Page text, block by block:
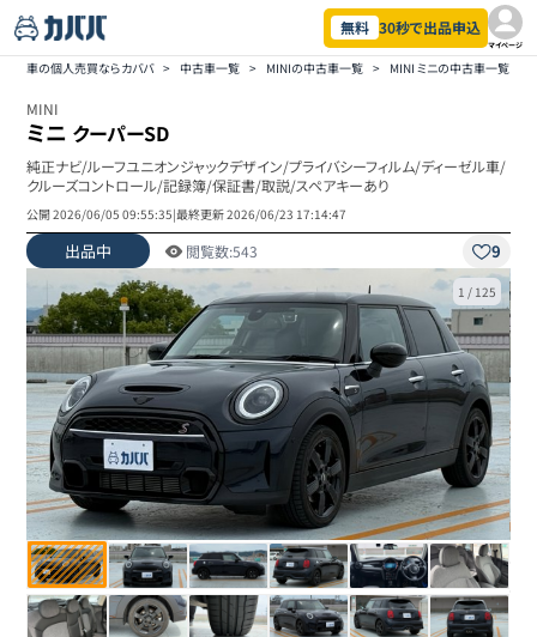
無料 30秒で出品申込
マイページ
車の個人売買ならカババ > 中古車一覧 > MINIの中古車一覧 > MINI ミニの中古車一覧
MINI
ミニ クーパーSD
純正ナビ/ルーフユニオンジャックデザイン/プライバシーフィルム/ディーゼル車/
クルーズコントロール/記録簿/保証書/取説/スペアキーあり
公開2026/06/05 09:55:35|最終更新2026/06/23 17:14:47
出品中 閲覧数:543 9
1 / 125